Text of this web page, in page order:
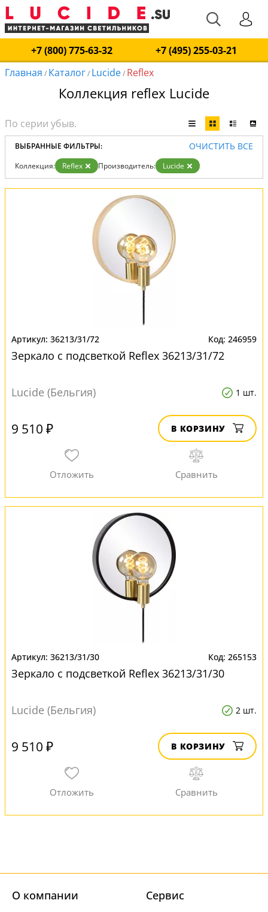
+7 (800) 775-63-32
+7 (495) 255-03-21
Главная / Каталог/ Lucide/ Reflex
Коллекция reflex Lucide
ВЫБРАННЫЕ ФИЛЬТРЫ: ОЧИСТИТЬ ВСЕ
Коллекция: Reflex Производитель: Lucide
36213/31/72 246959
Зеркало с подсветкой Reflex 36213/31/72
Lucide (Бельгия) 1 шт.
9 510 ₽ В КОРЗИНУ
36213/31/30 265153
Зеркало с подсветкой Reflex 36213/31/30
Lucide (Бельгия) 2 шт.
9 510 ₽ В КОРЗИНУ
О компании Cервис